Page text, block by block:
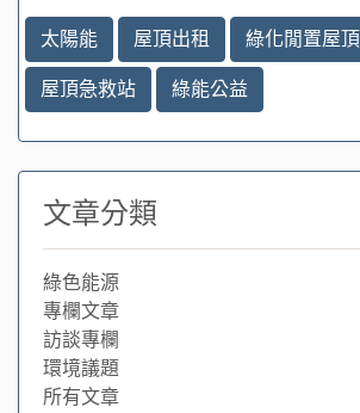
太陽能 屋頂出租 綠化閒置屋頂
屋頂急救站 綠能公益
文章分類
綠色能源
專欄文章
訪談專欄
環境議題
所有文章